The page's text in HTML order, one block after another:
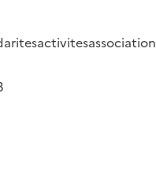
activitesassociation